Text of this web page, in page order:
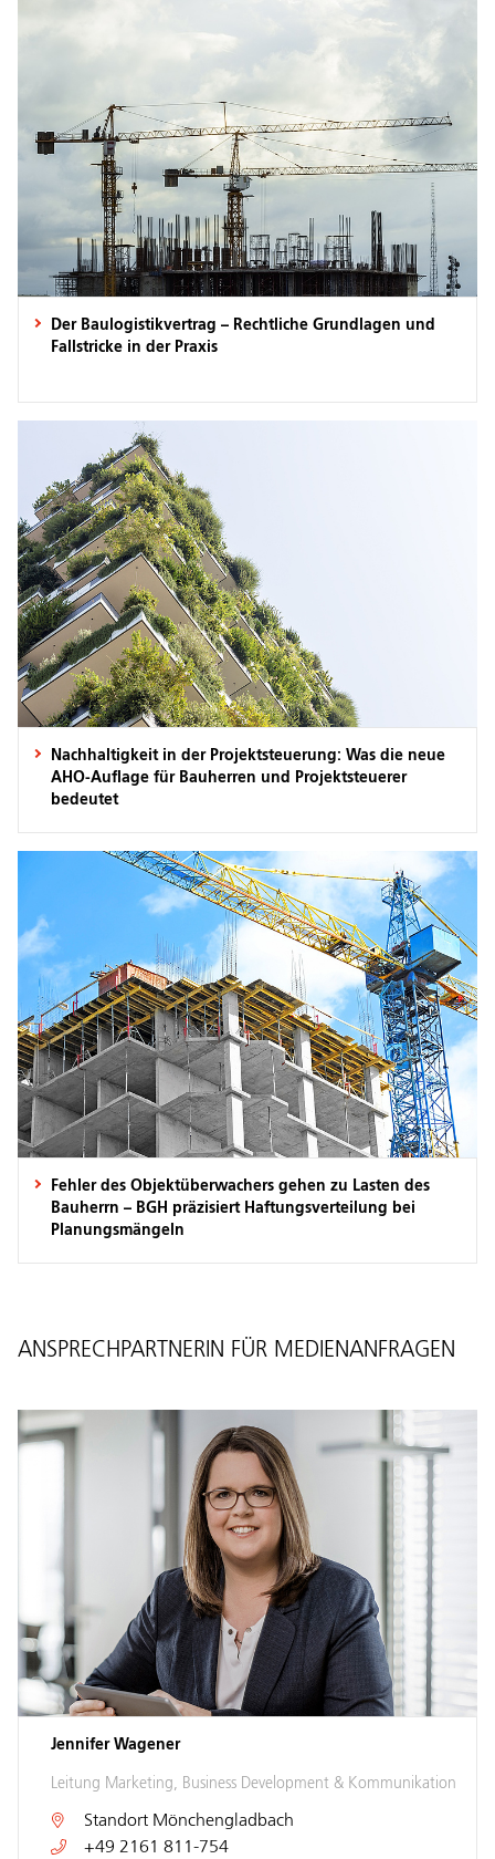
Der Baulogistikvertrag – Rechtliche Grundlagen und
Fallstricke in der Praxis
Nachhaltigkeit in der Projektsteuerung: Was die neue
AHO-Auflage für Bauherren und Projektsteuerer
bedeutet
Fehler des Objektüberwachers gehen zu Lasten des
Bauherrn – BGH präzisiert Haftungsverteilung bei
Planungsmängeln
ANSPRECHPARTNERIN FÜR MEDIENANFRAGEN
Jennifer Wagener
Leitung Marketing, Business Development & Kommunikation
Standort Mönchengladbach
+49 2161 811-754